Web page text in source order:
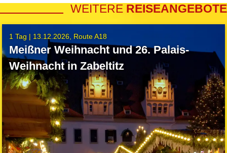
WEITERE REISEANGEBOTE
1 Tag | 13.12.2026 Route A18
Meißner Weihnacht und 26. Palais-
Weihnacht in Zabeltitz